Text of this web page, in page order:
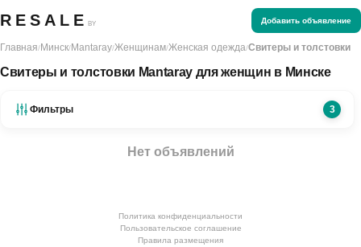
RESALE BY Добавить объявление
Главная/Минск/Mantaray/Женщинам/Женская одежда/Свитеры и толстовки
Свитеры и толстовки Mantaray для женщин в Минске
Фильтры 3
Нет объявлений
Политика конфиденциальности
Пользовательское соглашение
Правила размещения